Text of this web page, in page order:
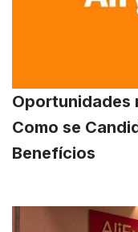
Oportunidades
Como se
Benefícios